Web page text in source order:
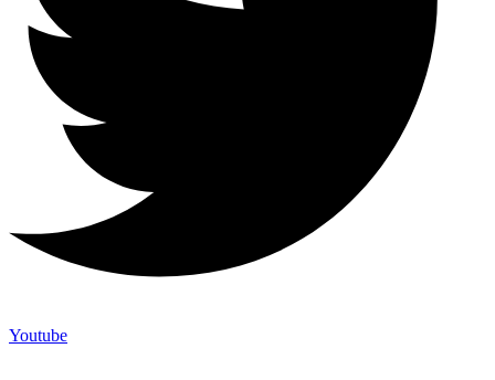
Youtube